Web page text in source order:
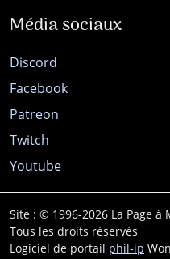
Média sociaux
Discord
Facebook
Patreon
Twitch
Youtube
Site : © 1996-2026 La Page à
Tous les droits réservés
Logiciel de portail phil-ip